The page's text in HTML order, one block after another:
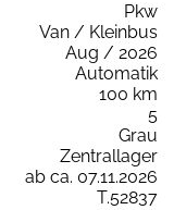
Pkw
Van / Kleinbus
Aug / 2026
Automatik
100 km
5
Grau
Zentrallager
ab ca. 07.11.2026
T.52837